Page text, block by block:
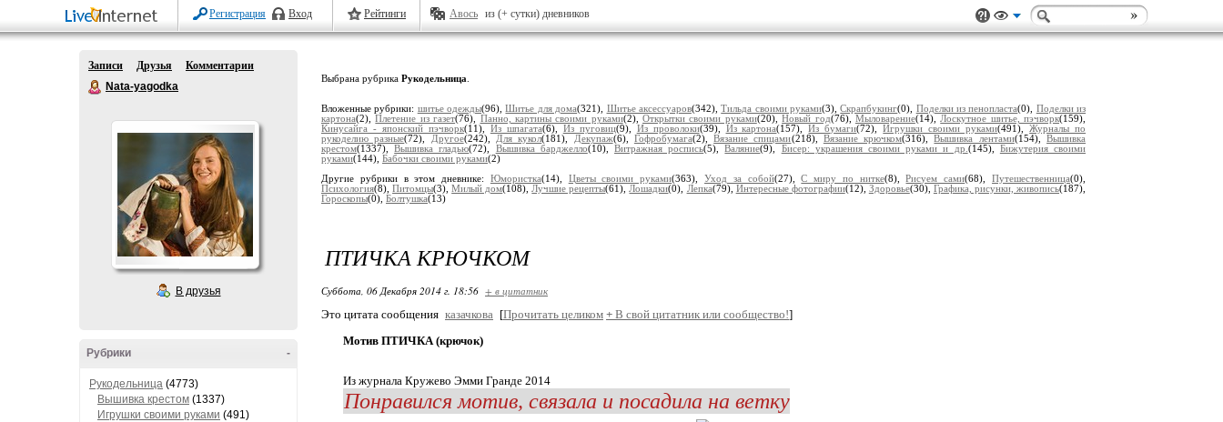
Регистрация Вход Рейтинги Авось из (+ сутки) дневников
Записи Друзья
Комментарии
Nata-yagodka
В друзья
-
Рубрики
Рукодельница (4773)
Вышивка крестом (1337)
Игрушки своими руками (491)
Выбрана рубрика Рукодельница
Вложенные рубрики: шитье одежды(96),Шитье для дома(321), Шитье аксессуаров(342),Тильда своими руками(3),Скрапбукинг(0), Поделки из пенопласта(0), Поделки из
картона(2),Плетение из газет(76), Панно, картины своими руками(2), Открытки своими руками(20),Новый год(76), Мыловарение(14), Лоскутное шитье, пэчворк(159),
Кинусайга - японский пэчворк(11), Из шпагата(6), Из пуговиц(9), Из проволоки(39), Из картона(157),Из бумаги(72),Игрушки своими руками(491),Журналы по
рукоделию разные(72), Другое(242), Для кукол(181), Декупаж(6), Гофробумага(2),Вязание спицами(218), Вязание крючком(316),Вышивка лентами(154),Вышивка
крестом(1337),Вышивка гладью(72), Вышивка барджелло(10),Витражная роспись(5),Валяние(9), Бисер: украшения своими руками и др. (145), Бижутерия своими
руками(144), Бабочки своими руками(2)
Другие рубрики в этом дневнике: Юмористка(14), Цветы своими руками(363),Уход за собой(27),С миру по нитке(8),Рисуем сами(68),Путешественница(0),
Психология(8),Питомцы(3),Милый дом(108), Лучшие рецепты(61), Лошадки(0), Лепка(79), Интересные фотографии(12), Здоровье(30), Графика, рисунки, живопись(187),
Гороскопы(0), Болтушка(13)
ПТИЧКА КРЮЧКОМ
Суббота, 06 Декабря 2014 г. 18:56 + в цитатник
Это цитата сообщения казачкова [Прочитать целиком + В свой цитатник или сообщество!]
Мотив ПТИЧКА (крючок)
Из журнала Кружево Эмми Гранде 2014
Понравился мотив, связала и посадила на ветку